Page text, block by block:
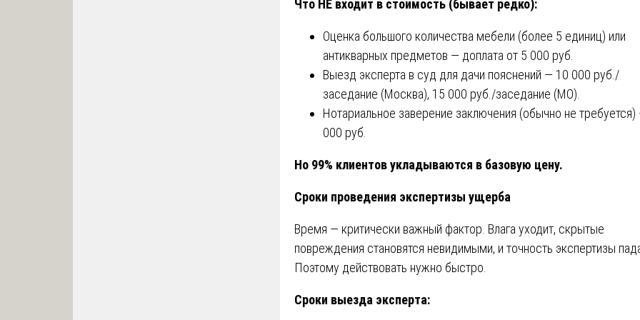
Что НЕ входит в стоимость (бывает редко):
Оценка большого количества мебели (более 5 единиц) или
антикварных предметов — доплата от 5 000 руб.
Выезд эксперта в суд для дачи пояснений — 10 000 руб./
заседание (Москва), 15 000 руб./заседание (МО).
Нотариальное заверение заключения (обычно не
000 руб.
Но 99% клиентов укладываются в базовую цену.
Сроки проведения экспертизы ущерба
Время — критически важный фактор. Влага уходит, скрытые
повреждения становятся невидимыми, и точность экспертизы
Поэтому действовать нужно быстро.
Сроки выезда эксперта: